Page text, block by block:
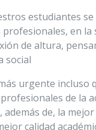
estudiantes
profesionales, en la
de altura,
social
urgente incluso
de la
además de, la
calidad